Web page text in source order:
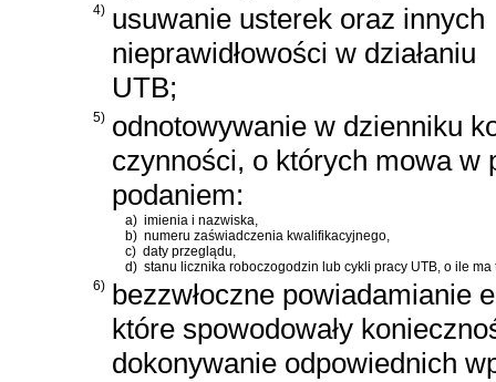
4) usuwanie usterek oraz innych
nieprawidłowości w działaniu
UTB;
5) odnotowywanie w dzienniku
czynności, o których mowa w
podaniem:
a) imienia i nazwiska,
b) numeru zaświadczenia kwalifikacyjnego,
c) daty przeglądu,
d) stanu licznika roboczogodzin lub cykli pracy UTB, o ile ma
6) bezzwłoczne powiadamianie
które spowodowały
dokonywanie odpowiednich